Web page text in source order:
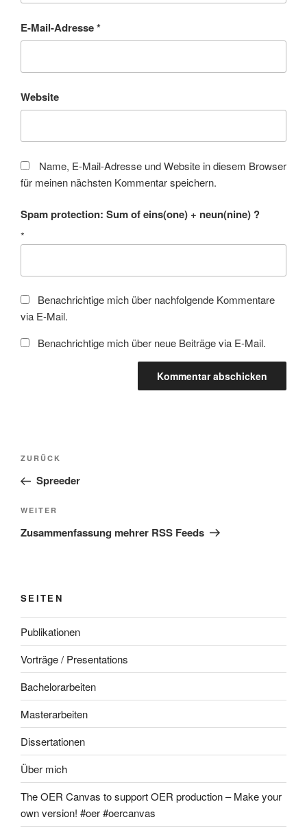
E-Mail-Adresse*
Website
Name, E-Mail-Adresse und Website in diesem Browser
für meinen nächsten Kommentar speichern.
Spam protection: Sum of eins(one) + neun(nine) ?
*
Benachrichtige mich über nachfolgende Kommentare
via E-Mail.
Benachrichtige mich über neue Beiträge via E-Mail.
Beitragsnavigation
Vorheriger
Beitrag
ZURÜCK
Spreeder
Nächster
Beitrag
WEITER
Zusammenfassung mehrer RSS Feeds
SEITEN
Publikationen
Vorträge / Presentations
Bachelorarbeiten
Masterarbeiten
Dissertationen
Über mich
The OER Canvas to support OER production – Make your
own version! #oer #oercanvas